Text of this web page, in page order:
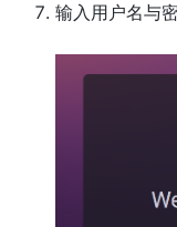
输入用户名与